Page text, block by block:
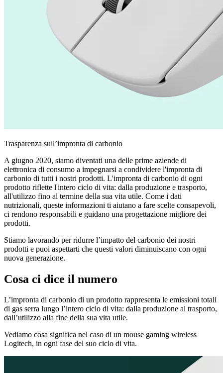
Trasparenza sull’impronta di carbonio
A giugno 2020, siamo diventati una delle prime aziende di
elettronica di consumo a impegnarsi a condividere l'impronta di
carbonio di tutti i nostri prodotti. L'impronta di carbonio di ogni
prodotto riflette l'intero ciclo di vita: dalla produzione e trasporto,
all'utilizzo fino al termine della sua vita utile. Come i dati
nutrizionali, queste informazioni ti aiutano a fare scelte consapevoli,
ci rendono responsabili e guidano una progettazione migliore dei
prodotti.
Stiamo lavorando per ridurre l’impatto del carbonio dei nostri
prodotti e puoi aspettarti che questi valori diminuiscano con ogni
nuova generazione.
Cosa ci dice il numero
L’impronta di carbonio di un prodotto rappresenta le emissioni totali
di gas serra lungo l’intero ciclo di vita: dalla produzione al trasporto,
dall’utilizzo alla fine della sua vita utile.
Vediamo cosa significa nel caso di un mouse gaming wireless
Logitech, in ogni fase del suo ciclo di vita.